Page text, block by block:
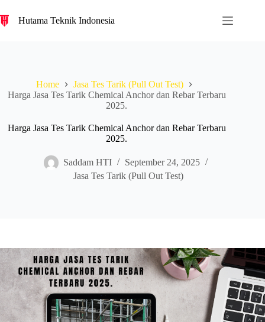
n
n
Hutama Teknik Indonesia
Home
Jasa Tes Tarik (Pull Out Test)
Harga Jasa Tes Tarik Chemical Anchor dan Rebar Terbaru
2025.
Harga Jasa Tes Tarik Chemical Anchor dan Rebar Terbaru
2025.
Saddam HTI
September 24, 2025
Jasa Tes Tarik (Pull Out Test)